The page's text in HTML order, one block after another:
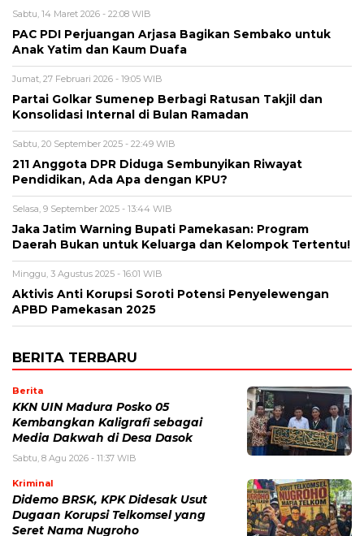
Sabtu, 14 Maret 2026 - 22:08 WIB
PAC PDI Perjuangan Arjasa Bagikan Sembako untuk
Anak Yatim dan Kaum Duafa
Jumat, 27 Februari 2026 - 19:05 WIB
Partai Golkar Sumenep Berbagi Ratusan Takjil dan
Konsolidasi Internal di Bulan Ramadan
Sabtu, 20 September 2025 - 22:49 WIB
211 Anggota DPR Diduga Sembunyikan Riwayat
Pendidikan, Ada Apa dengan KPU?
Selasa, 9 September 2025 - 13:44 WIB
Jaka Jatim Warning Bupati Pamekasan: Program
Daerah Bukan untuk Keluarga dan Kelompok Tertentu!
Minggu, 3 Agustus 2025 - 16:01 WIB
Aktivis Anti Korupsi Soroti Potensi Penyelewengan
APBD Pamekasan 2025
BERITA TERBARU
Berita
KKN UIN Madura Posko 05
Kembangkan Kaligrafi sebagai
Media Dakwah di Desa Dasok
Sabtu, 8 Agu 2026 - 11:37 WIB
Kriminal
Didemo BRSK, KPK Didesak Usut
Dugaan Korupsi Telkomsel yang
Seret Nama Nugroho